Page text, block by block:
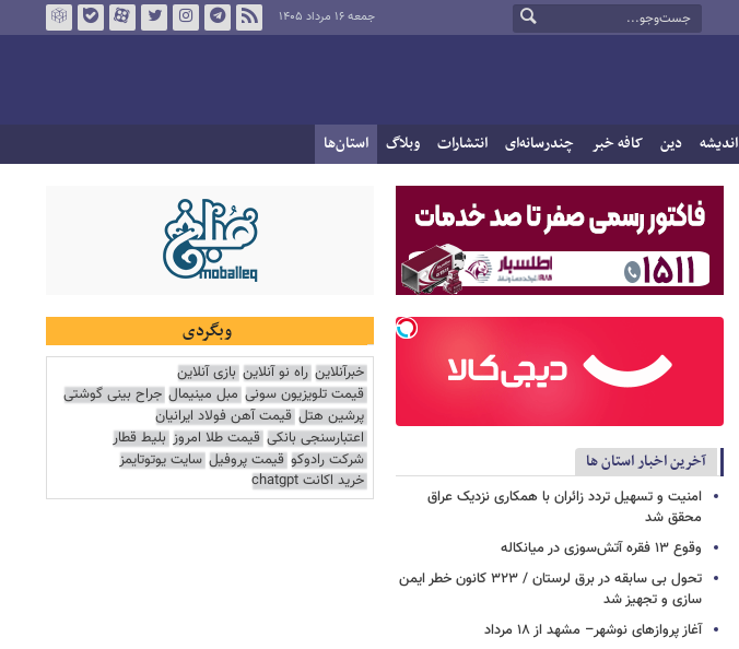
جمعه ۱۶ مرداد ۱۴۰۵
اندیشه دین کافه خبر چندرسانه‌ای انتشارات وبلاگ استان‌ها
آخرین اخبار استان ها
امنیت و تسهیل تردد زائران با همکاری نزدیک عراق
محقق شد
وقوع ۱۳ فقره آتش‌سوزی در میانکاله
تحول بی سابقه در برق لرستان / ۳۲۳ کانون خطر ایمن
سازی و تجهیز شد
آغاز پروازهای نوشهر– مشهد از ۱۸ مرداد
وبگردی
خبرآنلاین راه نو آنلاین بازی آنلاین
قیمت تلویزیون سونی مبل مینیمال جراح بینی گوشتی
پرشین هتل قیمت آهن فولاد ایرانیان
اعتبارسنجی بانکی قیمت طلا امروز بلیط قطار
شرکت رادوکو قیمت پروفیل سایت یوتوتایمز
خرید اکانت chatgpt